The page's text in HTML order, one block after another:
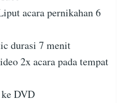
acara pernikahan 6
durasi 7 menit
2x acara pada tempat
DVD